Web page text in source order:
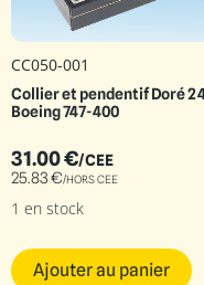
CC050-001
Collier et pendentif Doré
Boeing 747-400
31.00€/CEE
25.83€/HORS CEE
1 en stock
Ajouter au panier